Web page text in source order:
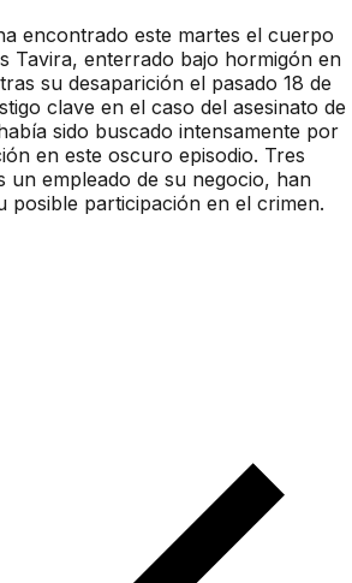
encontrado este martes el cuerpo
Tavira, enterrado bajo hormigón en
su desaparición el pasado 18 de
clave en el caso del asesinato de
sido buscado intensamente por
en este oscuro episodio. Tres
un empleado de su negocio, han
posible participación en el crimen.